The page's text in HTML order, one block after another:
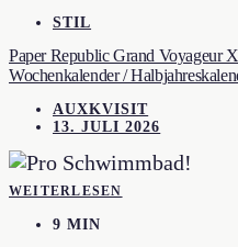
STIL
Paper Republic Grand Voyageur
Wochenkalender /
AUXKVISIT
13. JULI 2026
WEITERLESEN
9 MIN